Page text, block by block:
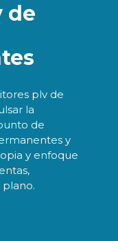
de
plv de
la
de
y
y enfoque